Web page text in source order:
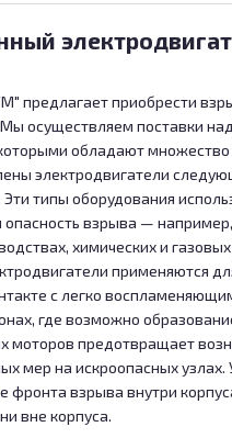
предлагает приобрести
осуществляем поставки
обладают множество
электродвигатели
Эти типы оборудования
взрыва —
химических и
применяются
с легко
где возможно
моторов предотвращает
мер на искроопасных
взрыва внутри
вне корпуса.